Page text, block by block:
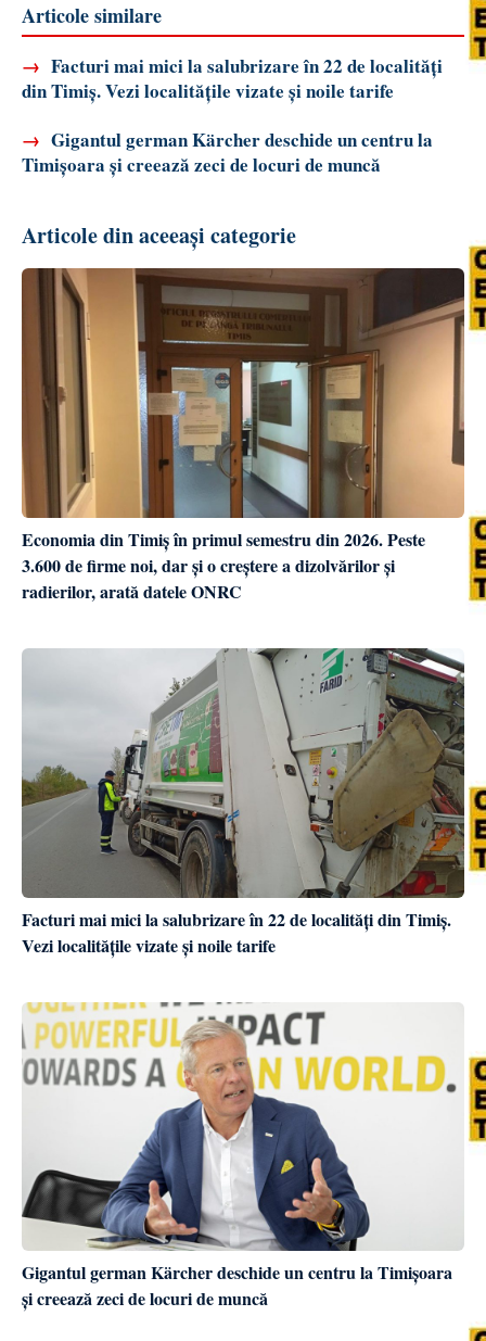
Articole similare
→ Facturi mai mici la salubrizare în 22 de localități
din Timiș. Vezi localitățile vizate și noile tarife
→ Gigantul german Kärcher deschide un centru la
Timișoara și creează zeci de locuri de muncă
Articole din aceeași categorie
Economia din Timiș în primul semestru din 2026. Peste
3.600 de firme noi, dar și o creștere a dizolvărilor și
radierilor, arată datele ONRC
Facturi mai mici la salubrizare în 22 de localități din Timiș.
Vezi localitățile vizate și noile tarife
Gigantul german Kärcher deschide un centru la Timișoara
și creează zeci de locuri de muncă